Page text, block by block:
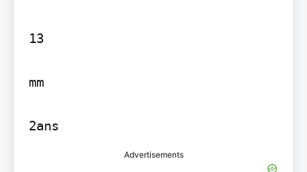
13
mm
2ans
Advertisements